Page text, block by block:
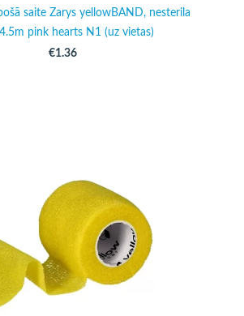
saite Zarys yellowBAND, nesterila
pink hearts N1 (uz vietas)
€1.36